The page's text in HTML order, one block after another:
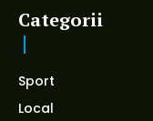
Categorii
Sport
Local